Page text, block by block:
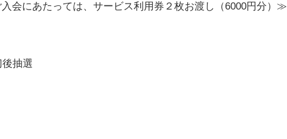
会にあたっては、サービス利用券２枚お渡し（6000円分）≫
抽選